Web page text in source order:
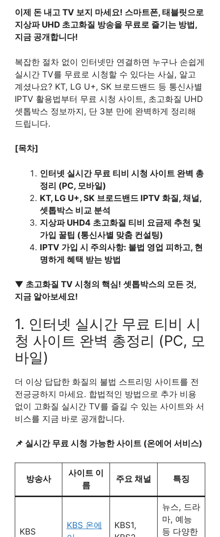
이제 돈 내고 TV 보지 마세요! 스마트폰, 태블릿으로
지상파 UHD 초고화질 방송을 무료로 즐기는 방법,
지금 공개합니다!
복잡한 절차 없이 인터넷만 연결하면 누구나 손쉽게
실시간 TV를 무료로 시청할 수 있다는 사실, 알고
계셨나요? KT, LG U+, SK 브로드밴드 등 통신사별
IPTV 활용법부터 무료 시청 사이트, 초고화질 UHD
셋톱박스 정보까지, 단 3분 만에 완벽하게 정리해
드립니다.
[목차]
인터넷 실시간 무료 티비 시청 사이트 완벽 총
정리 (PC, 모바일)
KT, LG U+, SK 브로드밴드 IPTV 화질, 채널,
셋톱박스 비교 분석
지상파 UHD4 초고화질 티비 요금제 추천 및
가입 꿀팁 (통신사별 맞춤 컨설팅)
IPTV 가입 시 주의사항: 불법 영업 피하고, 현
명하게 혜택 받는 방법
▼ 초고화질 TV 시청의 핵심! 셋톱박스의 모든 것,
지금 알아보세요!
1. 인터넷 실시간 무료 티비 시
청 사이트 완벽 총정리 (PC, 모
바일)
더 이상 답답한 화질의 불법 스트리밍 사이트를 전
전긍긍하지 마세요. 합법적인 방법으로 추가 비용
없이 고화질 실시간 TV를 즐길 수 있는 사이트와 서
비스를 지금 바로 공개합니다.
📌 실시간 무료 시청 가능한 사이트 (온에어 서비스)
방송사
사이트 이
름
주요 채널 특징
KBS
KBS 온에
KBS1,
뉴스, 드라
마, 예능
등 다양한